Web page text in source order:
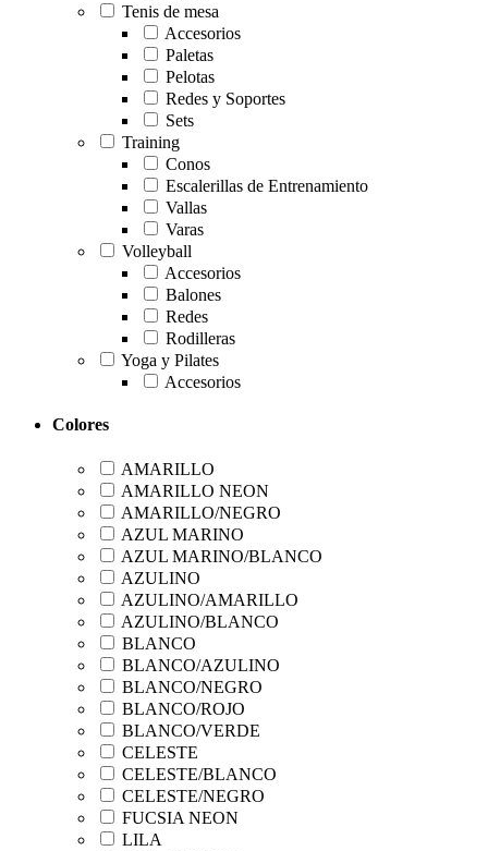
Tenis de mesa
Accesorios
Paletas
Pelotas
Redes y Soportes
Sets
Training
Conos
Escalerillas de Entrenamiento
Vallas
Varas
Volleyball
Accesorios
Balones
Redes
Rodilleras
Yoga y Pilates
Accesorios
Colores
AMARILLO
AMARILLO NEON
AMARILLO/NEGRO
AZUL MARINO
AZUL MARINO/BLANCO
AZULINO
AZULINO/AMARILLO
AZULINO/BLANCO
BLANCO
BLANCO/AZULINO
BLANCO/NEGRO
BLANCO/ROJO
BLANCO/VERDE
CELESTE
CELESTE/BLANCO
CELESTE/NEGRO
FUCSIA NEON
LILA